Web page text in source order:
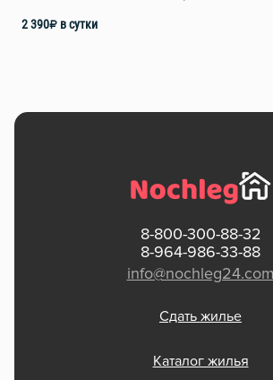
2 390₽ в сутки
8-800-300-88-32
8-964-986-33-88
info@nochleg24.com
Сдать жилье
Каталог жилья